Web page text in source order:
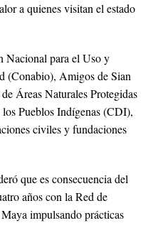
a quienes visitan el estado
Nacional para el Uso y
(Conabio), Amigos de Sian
Áreas Naturales Protegidas
Pueblos Indígenas (CDI),
civiles y fundaciones
que es consecuencia del
años con la Red de
impulsando prácticas